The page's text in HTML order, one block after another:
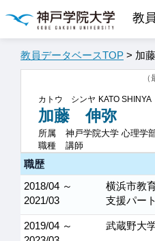
教
教員データベースTOP > 加
カトウ シンヤ KATO SHINYA
加藤 伸弥
所属
神戸学院大学 心理学
職種
講師
職歴
2018/04 ～
2021/03
横浜市教
支援パー
2019/04 ～
武蔵野大